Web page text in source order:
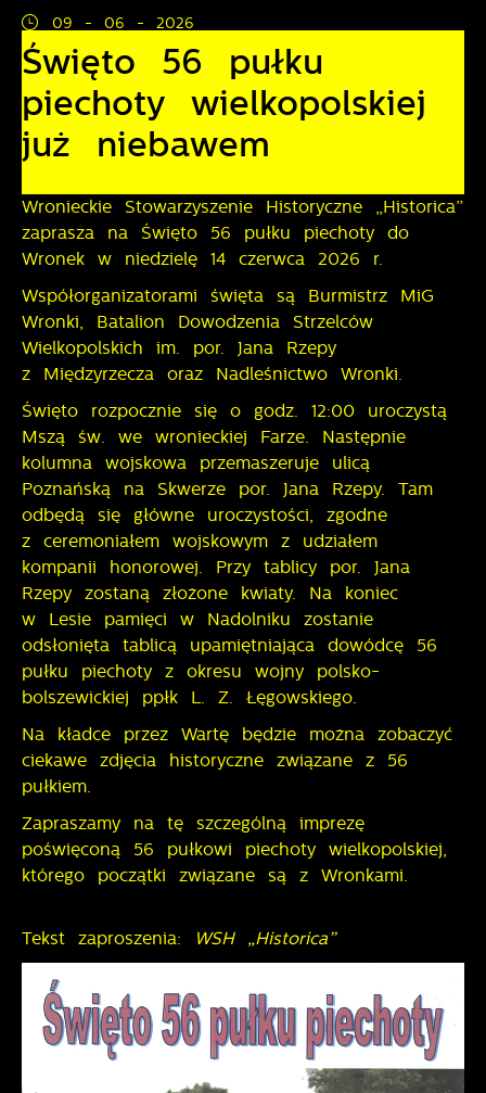
09 - 06 - 2026
Święto 56 pułku
piechoty wielkopolskiej
już niebawem
Wronieckie Stowarzyszenie Historyczne „Historica”
zaprasza na Święto 56 pułku piechoty do
Wronek w niedzielę 14 czerwca 2026 r.
Współorganizatorami święta są Burmistrz MiG
Wronki, Batalion Dowodzenia Strzelców
Wielkopolskich im. por. Jana Rzepy
z Międzyrzecza oraz Nadleśnictwo Wronki.
Święto rozpocznie się o godz. 12:00 uroczystą
Mszą św. we wronieckiej Farze. Następnie
kolumna wojskowa przemaszeruje ulicą
Poznańską na Skwerze por. Jana Rzepy. Tam
odbędą się główne uroczystości, zgodne
z ceremoniałem wojskowym z udziałem
kompanii honorowej. Przy tablicy por. Jana
Rzepy zostaną złożone kwiaty. Na koniec
w Lesie pamięci w Nadolniku zostanie
odsłonięta tablicą upamiętniająca dowódcę 56
pułku piechoty z okresu wojny polsko-
bolszewickiej ppłk L. Z. Łęgowskiego.
Na kładce przez Wartę będzie można zobaczyć
ciekawe zdjęcia historyczne związane z 56
pułkiem.
Zapraszamy na tę szczególną imprezę
poświęconą 56 pułkowi piechoty wielkopolskiej,
którego początki związane są z Wronkami.
Tekst zaproszenia: WSH „Historica”
Tego typu pliki cookies umożliwiają stronie
internetowej zapamiętanie wprowadzonych przez
Ciebie ustawień oraz personalizację określonych
funkcjonalności czy prezentowanych treści.
Dzięki tym plikom cookies możemy zapewnić Ci
większy komfort korzystania z funkcjonalności naszej
funkcjonalne i personalizacyjne pliki cookies
gwarantuje dostępność większej ilości funkcji na
stronie.
Więcej
Analityczne
Analityczne pliki cookies pomagają nam rozwijać się
i dostosowywać do Twoich potrzeb.
Cookies analityczne pozwalają na uzyskanie informacji
w zakresie wykorzystywania witryny internetowej,
miejsca oraz częstotliwości, z jaką odwiedzane są
nasze serwisy www. Dane pozwalają nam na ocenę
naszych serwisów internetowych pod względem ich
popularności wśród użytkowników. Zgromadzone
informacje są przetwarzane w formie
zanonimizowanej. Wyrażenie zgody na analityczne
pliki cookies gwarantuje dostępność wszystkich
funkcjonalności.
Więcej
Reklamowe
Dzięki reklamowym plikom cookies prezentujemy Ci
najciekawsze informacje i aktualności na stronach
naszych partnerów.
Promocyjne pliki cookies służą do prezentowania Ci
naszych komunikatów na podstawie analizy Twoich
upodobań oraz Twoich zwyczajów dotyczących
przeglądanej witryny internetowej. Treści promocyjne
mogą pojawić się na stronach podmiotów trzecich
lub firm będących naszymi partnerami oraz innych
dostawców usług. Firmy te działają w charakterze
pośredników prezentujących nasze treści w postaci
wiadomości, ofert, komunikatów mediów
społecznościowych.
Więcej